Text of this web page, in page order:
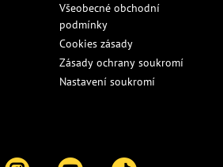
Všeobecné obchodní
podmínky
Cookies zásady
Zásady ochrany soukromí
Nastavení soukromí